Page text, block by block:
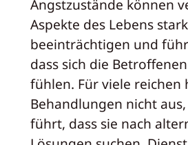
Angstzustände können
Aspekte des Lebens stark
beeinträchtigen und
dass sich die
fühlen. Für viele reichen
Behandlungen nicht
führt, dass sie nach